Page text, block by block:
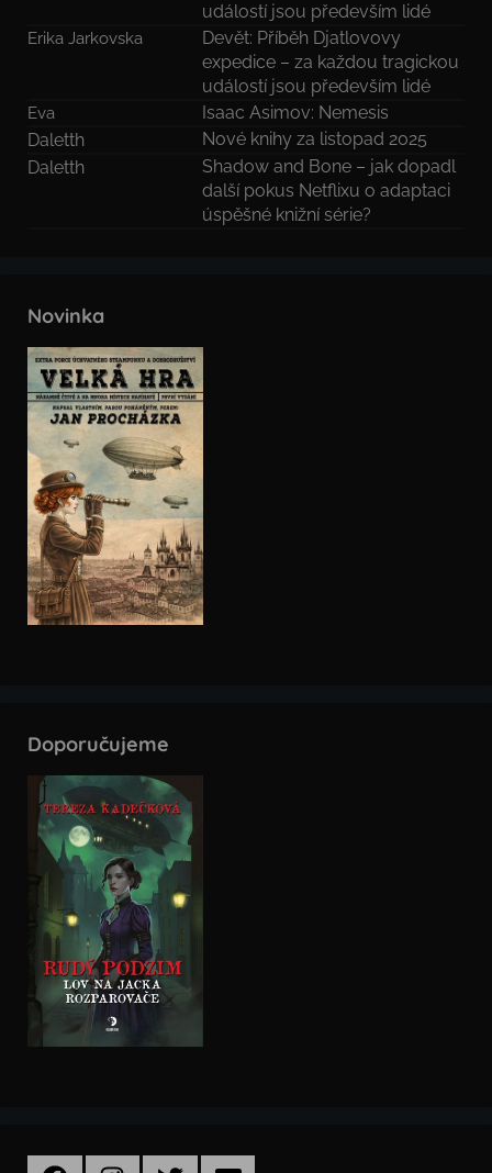
událostí jsou především lidé
Erika Jarkovska
Devět: Příběh Djatlovovy
expedice – za každou tragickou
událostí jsou především lidé
Eva
Isaac Asimov: Nemesis
Daletth
Nové knihy za listopad 2025
Daletth
Shadow and Bone – jak dopadl
další pokus Netflixu o adaptaci
úspěšné knižní série?
Novinka
Doporučujeme